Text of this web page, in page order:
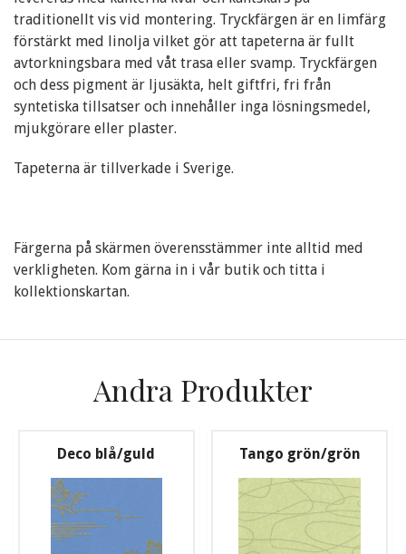
traditionellt vis vid montering. Tryckfärgen är en limfärg
förstärkt med linolja vilket gör att tapeterna är fullt
avtorkningsbara med våt trasa eller svamp. Tryckfärgen
och dess pigment är ljusäkta, helt giftfri, fri från
syntetiska tillsatser och innehåller inga lösningsmedel,
mjukgörare eller plaster.
Tapeterna är tillverkade i Sverige.
Färgerna på skärmen överensstämmer inte alltid med
verkligheten. Kom gärna in i vår butik och titta i
kollektionskartan.
Andra Produkter
Deco blå/guld Tango grön/grön